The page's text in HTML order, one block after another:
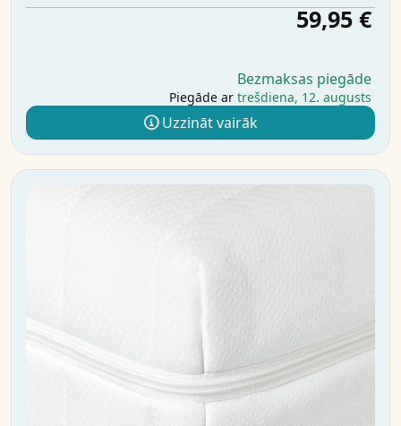
59,95 €
Bezmaksas piegāde
Piegāde ar trešdiena, 12. augusts
Uzzināt vairāk